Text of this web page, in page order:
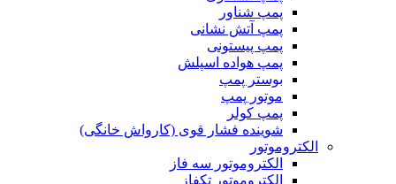
پمپ شناور
پمپ آتش نشانی
پمپ پیستونی
پمپ هواده اسپلش
بوستر پمپ
موتور پمپ
پمپ کولر
شوینده فشار قوی (کارواش خانگی)
الکتروموتور
الکتروموتور سه فاز
الکتروموتور تکفاز